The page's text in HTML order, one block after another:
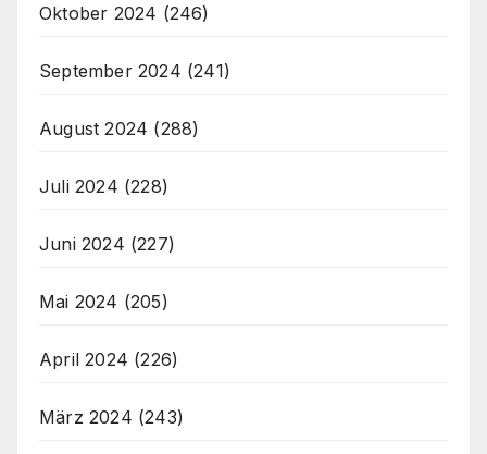
Oktober 2024 (246)
September 2024 (241)
August 2024 (288)
Juli 2024 (228)
Juni 2024 (227)
Mai 2024 (205)
April 2024 (226)
März 2024 (243)